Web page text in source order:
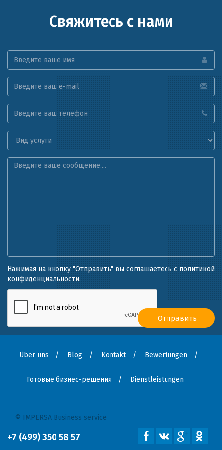
Свяжитесь с нами
Нажимая на кнопку "Отправить" вы соглашаетесь с политикой
конфиденциальности.
Über uns Blog Kontakt Bewertungen
Готовые бизнес-решения Dienstleistungen
© IMPERSA Business service
+7 (499) 350 58 57